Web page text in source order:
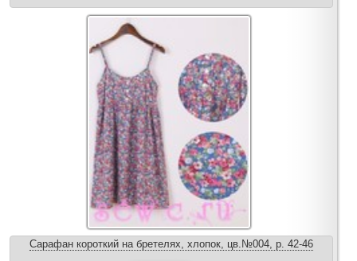
Сарафан короткий на бретелях, хлопок, цв.№004, р. 42-46